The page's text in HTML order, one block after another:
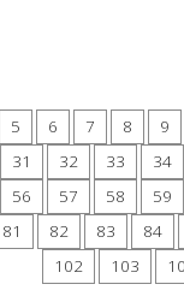
5 6 7 8 9
31 32 33 34
56 57 58 59
81 82 83 84
102
103